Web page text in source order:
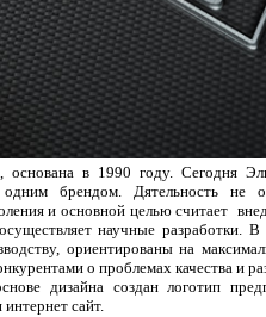
основана в 1990 году. Сегодня
брендом. Дятельность не
и основной целью считает
научные разработки.
ориентированы на
о проблемах качества и
дизайна создан логотип
сайт.